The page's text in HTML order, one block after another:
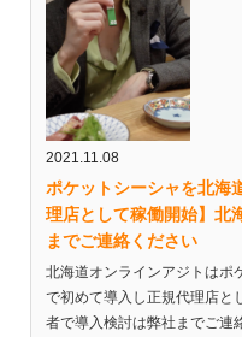
2021.11.08
ポケットシーシャを北海
理店として稼働開始】北
までご連絡ください
北海道オンラインアジトはポ
で初めて導入し正規代理店と
者で導入検討は弊社までご連